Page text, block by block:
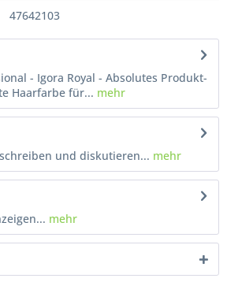
47642103
- Igora Royal - Absolutes Produkt-
Haarfarbe für... mehr
und diskutieren... mehr
mehr